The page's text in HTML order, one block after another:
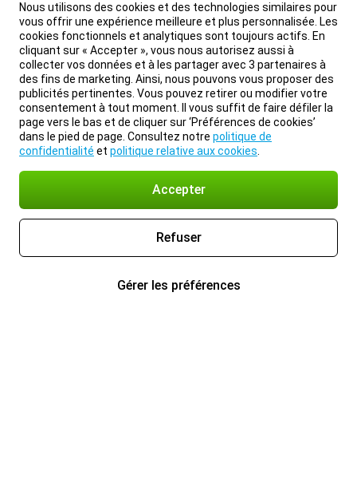
Nous utilisons des cookies et des technologies similaires pour
vous offrir une expérience meilleure et plus personnalisée. Les
cookies fonctionnels et analytiques sont toujours actifs. En
cliquant sur « Accepter », vous nous autorisez aussi à
collecter vos données et à les partager avec 3 partenaires à
des fins de marketing. Ainsi, nous pouvons vous proposer des
publicités pertinentes. Vous pouvez retirer ou modifier votre
consentement à tout moment. Il vous suffit de faire défiler la
page vers le bas et de cliquer sur ‘Préférences de cookies’
dans le pied de page. Consultez notre politique de
confidentialité et politique relative aux cookies
Accepter
Refuser
Gérer les préférences